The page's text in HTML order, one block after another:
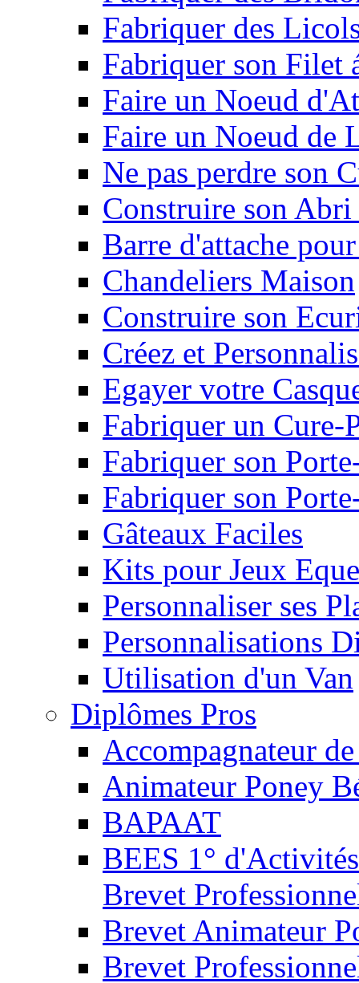
Fabriquer des
Fabriquer son Filet
Faire un Noeud
Faire un Noeud de
Ne pas perdre son
Construire son
Barre d'attache
Chandeliers Maison
Construire son
Créez et
Egayer votre
Fabriquer un Cure-
Fabriquer son
Fabriquer son
Gâteaux Faciles
Kits pour Jeux
Personnaliser ses
Personnalisations
Utilisation d'un Van
Diplômes Pros
Accompagnateur
Animateur Poney
BAPAAT
BEES 1°
Brevet
Brevet Animateur
Brevet